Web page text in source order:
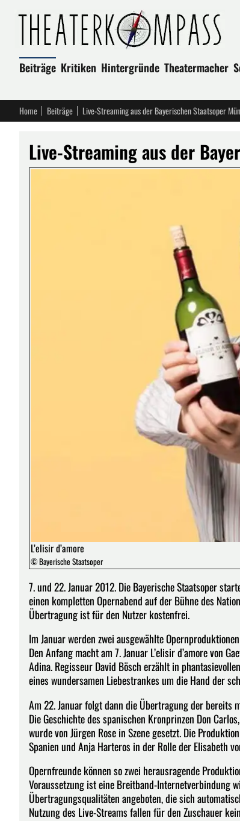
Beiträge Kritiken Hintergründe Theatermacher
Home Beiträge Live-Streaming aus der Bayerischen Staatsoper
Live-Streaming aus der
L’elisir d’amore
© Bayerische Staatsoper
7. und 22. Januar 2012. Die Bayerische Staatsoper
einen kompletten Opernabend auf der Bühne des
Übertragung ist für den Nutzer kostenfrei.
Im Januar werden zwei ausgewählte
Den Anfang macht am 7. Januar L’elisir d’amore von
Adina. Regisseur David Bösch erzählt in
eines wundersamen Liebestrankes um die Hand der
Am 22. Januar folgt dann die Übertragung der bereits
Die Geschichte des spanischen Kronprinzen Don
wurde von Jürgen Rose in Szene gesetzt. Die
Spanien und Anja Harteros in der Rolle der Elisabeth
Opernfreunde können so zwei herausragende
Voraussetzung ist eine Breitband-Internetverbindung
Übertragungsqualitäten angeboten, die sich
Nutzung des Live-Streams fallen für den Zuschauer